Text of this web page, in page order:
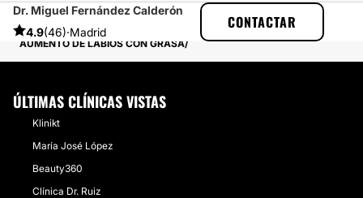
Dr. Miguel Fernández Calderón
4.9(46)·Madrid
CONTACTAR
MULTIESTETICA
EXPERIENCIAS
EXPERIENCIAS REALES SOBRE AUMENTO DE PECHO
AUMENTO DE LABIOS CON GRASA
ÚLTIMAS CLÍNICAS VISTAS
Klinikt
María José López
Beauty360
Clínica Dr. Ruiz